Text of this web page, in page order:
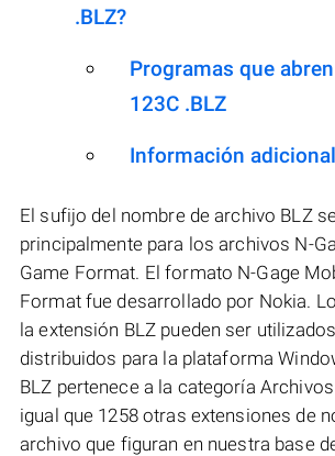
.BLZ?
Programas que
123C .BLZ
Información adicional
El sufijo del nombre de archivo BLZ
principalmente para los archivos N-
Game Format. El formato N-Gage
Format fue desarrollado por Nokia.
la extensión BLZ pueden ser
distribuidos para la plataforma
BLZ pertenece a la categoría
igual que 1258 otras extensiones de
archivo que figuran en nuestra base